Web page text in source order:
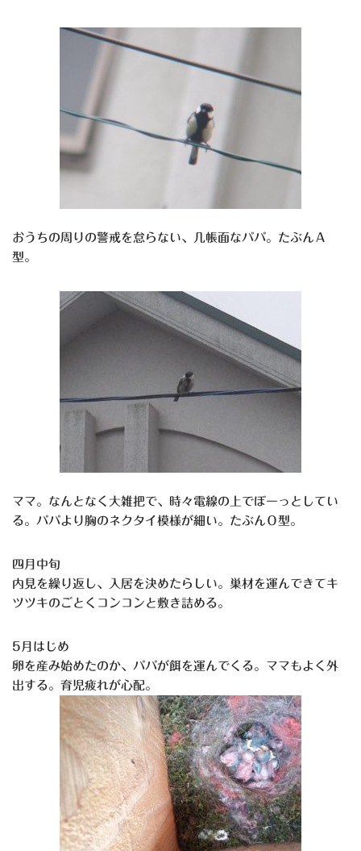
おうちの周りの警戒を怠らない、几帳面なパパ。たぶんＡ
型。
ママ。なんとなく大雑把で、時々電線の上でぼーっとしてい
る。パパより胸のネクタイ模様が細い。たぶんＯ型。
四月中旬
内見を繰り返し、入居を決めたらしい。巣材を運んできてキ
ツツキのごとくコンコンと敷き詰める。
5月はじめ
卵を産み始めたのか、パパが餌を運んでくる。ママもよく外
出する。育児疲れが心配。